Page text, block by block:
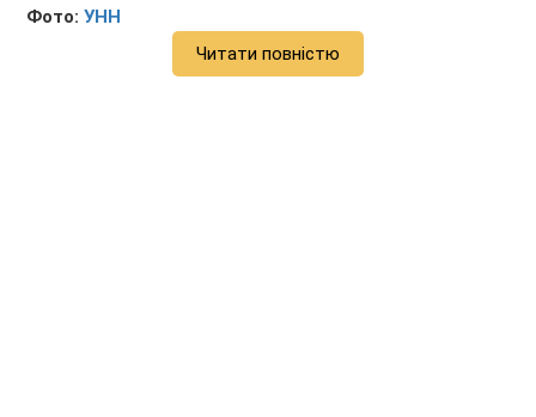
Фото:УНН
Читати повністю